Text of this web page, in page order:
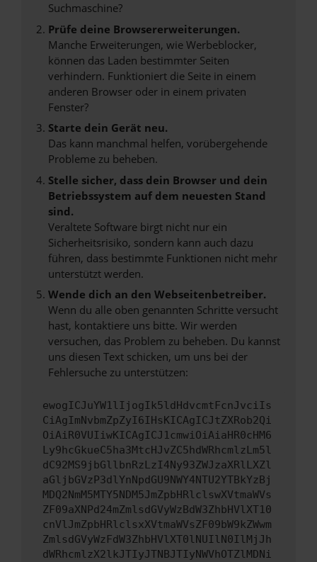
Suchmaschine?
Prüfe deine Browsererweiterungen.
Manche Erweiterungen, wie Werbeblocker,
können das Laden bestimmter Seiten
verhindern. Funktioniert die Seite in einem
anderen Browser oder in einem privaten
Fenster?
Starte dein Gerät neu.
Das kann manchmal helfen, vorübergehende
Probleme zu beheben.
Stelle sicher, dass dein Browser und dein
Betriebssystem auf dem neuesten Stand
sind.
Veraltete Software birgt nicht nur ein
Sicherheitsrisiko, sondern kann auch dazu
führen, dass bestimmte Funktionen nicht mehr
unterstützt werden.
Wende dich an den Webseitenbetreiber.
Wenn du alle oben genannten Schritte versucht
hast, kontaktiere uns bitte. Wir werden
versuchen, das Problem zu beheben. Du kannst
uns diesen Text schicken, um uns bei der
Fehlersuche zu unterstützen:
ewogICJuYW1lIjogIk5ldHdvcmtFcnJvciIs
CiAgImNvbmZpZyI6IHsKICAgICJtZXRob2Qi
OiAiR0VUIiwKICAgICJ1cmwiOiAiaHR0cHM6
Ly9hcGkueC5ha3MtcHJvZC5hdWRhcmlzLm5l
dC92MS9jbGllbnRzLzI4Ny93ZWJzaXRlLXZl
aGljbGVzP3dlYnNpdGU9NWY4NTU2YTBkYzBj
MDQ2NmM5MTY5NDM5JmZpbHRlclswXVtmaWVs
ZF09aXNPd24mZmlsdGVyWzBdW3ZhbHVlXT10
cnVlJmZpbHRlclsxXVtmaWVsZF09bW9kZWwm
ZmlsdGVyWzFdW3ZhbHVlXT0lNUIlN0IlMjJh
dWRhcmlzX2lkJTIyJTNBJTIyNWVhOTZlMDNi